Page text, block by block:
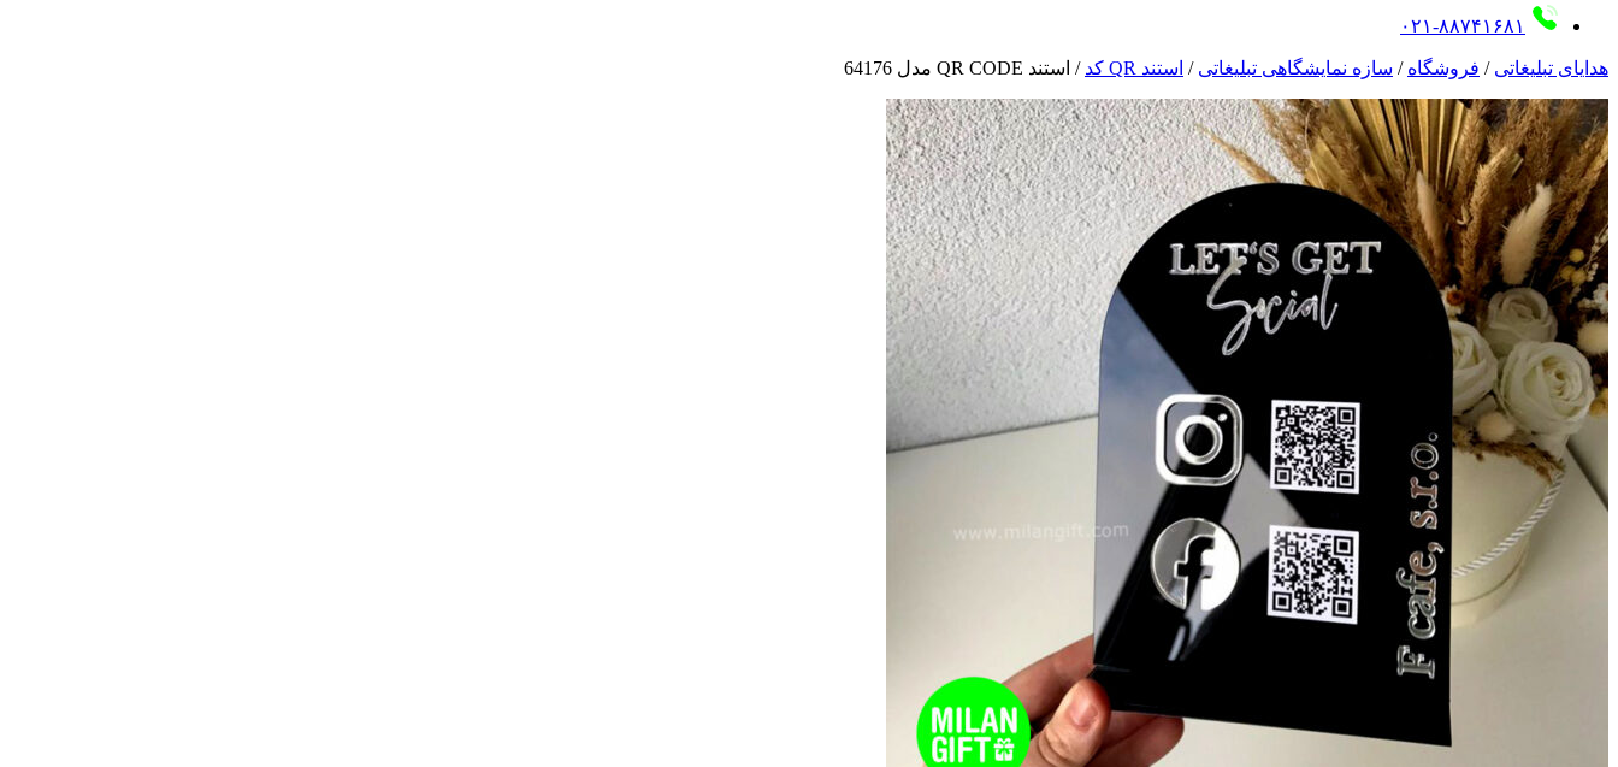
۰۲۱-۸۸۷۴۱۶۸۱
هدایای تبلیغاتی / فروشگاه / سازه نمایشگاهی تبلیغاتی / استند QR کد / استند QR CODE مدل 64176